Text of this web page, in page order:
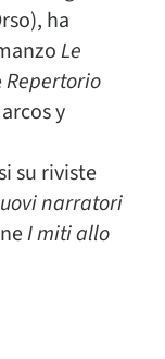
ha
Le
Repertorio
y
su riviste
narratori
I miti allo